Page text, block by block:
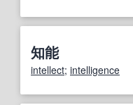
知能
intellect; intelligence